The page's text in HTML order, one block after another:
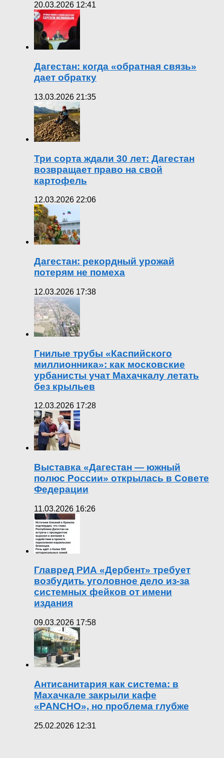
20.03.2026 12:41
Дагестан: когда «обратная связь»
дает обратку
13.03.2026 21:35
Три сорта ждали 30 лет: Дагестан
возвращает право на свой
картофель
12.03.2026 22:06
Дагестан: рекордный урожай
потерям не помеха
12.03.2026 17:38
Гнилые трубы «Каспийского
миллионника»: как московские
урбанисты учат Махачкалу летать
без крыльев
12.03.2026 17:28
Выставка «Дагестан — южный
полюс России» открылась в Совете
Федерации
11.03.2026 16:26
Главред РИА «Дербент» требует
возбудить уголовное дело из-за
системных фейков от имени
издания
09.03.2026 17:58
Антисанитария как система: в
Махачкале закрыли кафе
«PANCHO», но проблема глубже
25.02.2026 12:31